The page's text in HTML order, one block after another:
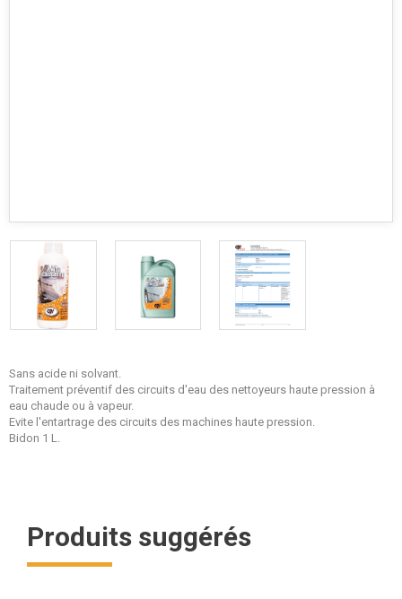
Sans acide ni solvant.
Traitement préventif des circuits d'eau des nettoyeurs haute pression à
eau chaude ou à vapeur.
Evite l'entartrage des circuits des machines haute pression.
Bidon 1 L.
Produits suggérés